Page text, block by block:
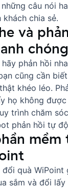
những câu nói
khách chia sẻ.
và
chóng
phản hồi
cũng cần biết
thật khéo léo.
họ không
trình chăm
phản hồi tự
quà WiPoint
sắm và đổi